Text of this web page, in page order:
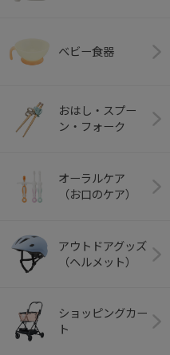
ベビー食器
おはし・スプー
ン・フォーク
オーラルケア
（お口のケア）
アウトドアグッズ
（ヘルメット）
ショッピングカー
ト